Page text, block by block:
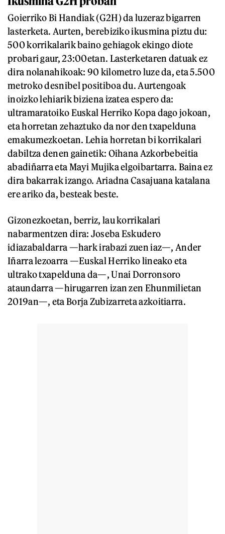
Goierriko Bi Handiak (G2H) da luzeraz bigarren
lasterketa. Aurten, berebiziko ikusmina piztu du:
500 korrikalarik baino gehiagok ekingo diote
probari gaur, 23:00etan. Lasterketaren datuak ez
dira nolanahikoak: 90 kilometro luze da, eta 5.500
metroko desnibel positiboa du. Aurtengoak
inoizko lehiarik biziena izatea espero da:
ultramaratoiko Euskal Herriko Kopa dago jokoan,
eta horretan zehaztuko da nor den txapelduna
emakumezkoetan. Lehia horretan bi korrikalari
dabiltza denen gainetik: Oihana Azkorbebeitia
abadiñarra eta Mayi Mujika elgoibartarra. Baina ez
dira bakarrak izango. Ariadna Casajuana katalana
ere ariko da, besteak beste.
Gizonezkoetan, berriz, lau korrikalari
nabarmentzen dira: Joseba Eskudero
idiazabaldarra —hark irabazi zuen iaz—, Ander
Iñarra lezoarra —Euskal Herriko lineako eta
ultrako txapelduna da—, Unai Dorronsoro
ataundarra —hirugarren izan zen Ehunmilietan
2019an—, eta Borja Zubizarreta azkoitiarra.